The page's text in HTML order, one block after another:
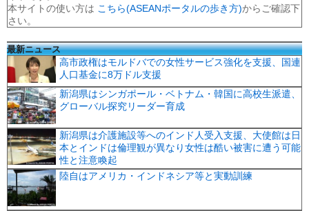
本サイトの使い方は こちら(ASEANポータルの歩き方)からご確認下
さい。
最新ニュース
高市政権はモルドバでの女性サービス強化を支援、国連
人口基金に8万ドル支援
新潟県はシンガポール・ベトナム・韓国に高校生派遣、
グローバル探究リーダー育成
新潟県は介護施設等へのインド人受入支援、大使館は日
本とインドは倫理観が異なり女性は酷い被害に遭う可能
性と注意喚起
陸自はアメリカ・インドネシア等と実動訓練